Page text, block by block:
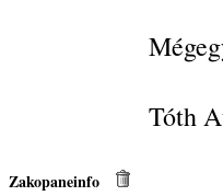
Tóth
Zakopaneinfo